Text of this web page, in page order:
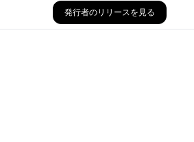
発行者のリリースを見る